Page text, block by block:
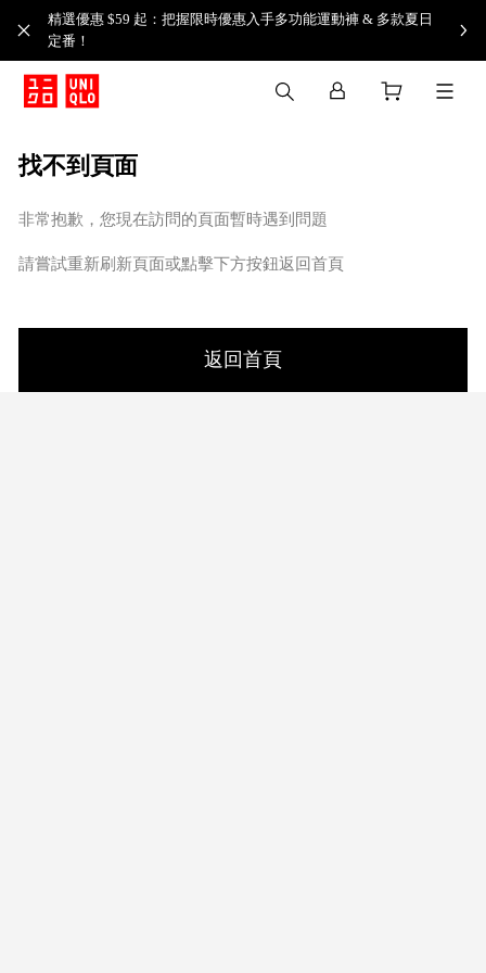
精選優惠 $59 起：把握限時優惠入手多功能運動褲 & 多款夏日
定番！​
找不到頁面
非常抱歉，您現在訪問的頁面暫時遇到問題
請嘗試重新刷新頁面或點擊下方按鈕返回首頁
返回首頁